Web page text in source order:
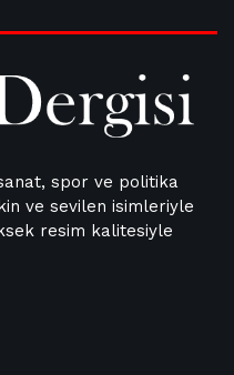
spor ve politika
ve sevilen isimleriyle
resim kalitesiyle